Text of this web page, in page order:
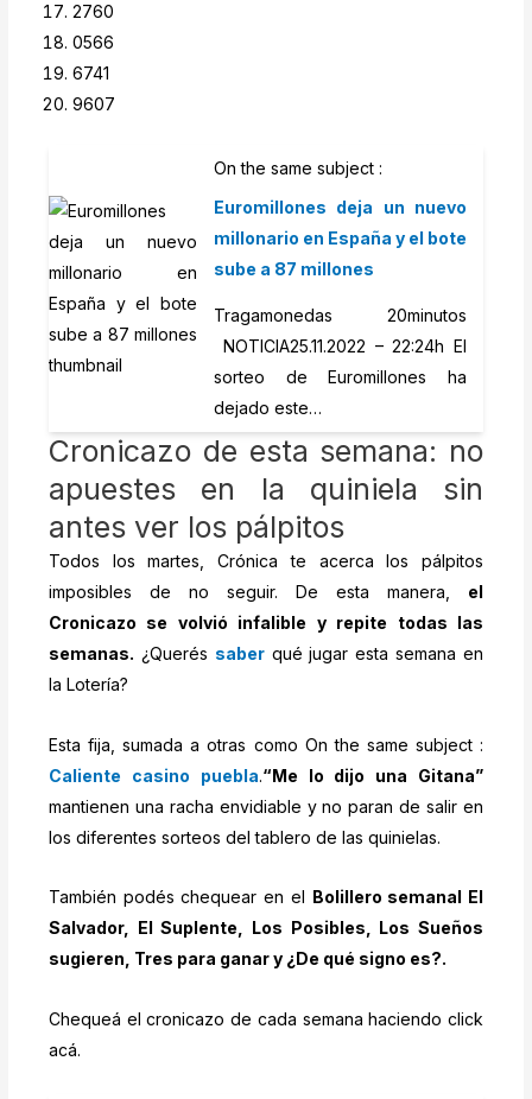
2760
0566
6741
9607
On the same subject :
Euromillones deja un nuevo
millonario en España y el bote
sube a 87 millones
Tragamonedas 20minutos
NOTICIA25.11.2022 – 22:24h El
sorteo de Euromillones ha
dejado este…
Cronicazo de esta semana: no
apuestes en la quiniela sin
antes ver los pálpitos
Todos los martes, Crónica te acerca los pálpitos
imposibles de no seguir. De esta manera, el
Cronicazo se volvió infalible y repite todas las
semanas. ¿Querés saberqué jugar esta semana en
la Lotería?
Esta fija, sumada a otras como On the same subject :
Caliente casino puebla.“Me lo dijo una Gitana”
mantienen una racha envidiable y no paran de salir en
los diferentes sorteos del tablero de las quinielas.
También podés chequear en el Bolillero semanal El
Salvador, El Suplente, Los Posibles, Los Sueños
sugieren, Tres para ganar y ¿De qué signo es?.
Chequeá el cronicazo de cada semana haciendo click
acá.